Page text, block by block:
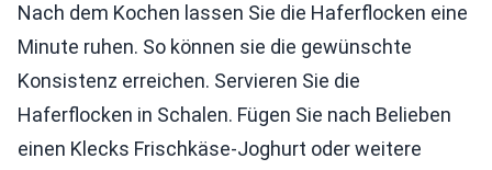
Nach dem Kochen lassen Sie die Haferflocken eine
Minute ruhen. So können sie die gewünschte
Konsistenz erreichen. Servieren Sie die
Haferflocken in Schalen. Fügen Sie nach Belieben
einen Klecks Frischkäse-Joghurt oder weitere